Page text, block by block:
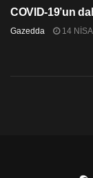
COVID-19’un
Gazedda 14